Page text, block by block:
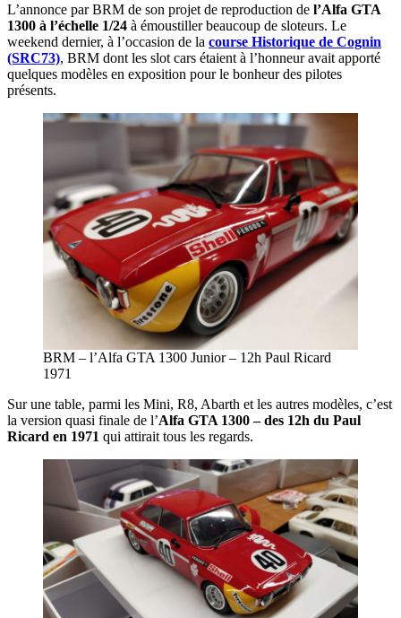
L’annonce par BRM de son projet de reproduction de l’Alfa GTA
1300 à l’échelle 1/24 à émoustiller beaucoup de sloteurs. Le
weekend dernier, à l’occasion de la course Historique de Cognin
(SRC73), BRM dont les slot cars étaient à l’honneur avait apporté
quelques modèles en exposition pour le bonheur des pilotes
présents.
BRM – l’Alfa GTA 1300 Junior – 12h Paul Ricard
1971
Sur une table, parmi les Mini, R8, Abarth et les autres modèles, c’est
la version quasi finale de l’Alfa GTA 1300 – des 12h du Paul
Ricard en 1971 qui attirait tous les regards.